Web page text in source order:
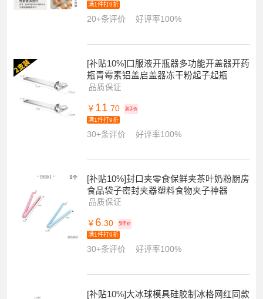
满1件打9折
20+条评价 好评率100%
[补贴10%]口服液开瓶器多功能开盖器开药
瓶青霉素铝盖启盖器冻干粉起子起瓶
品质保证
￥ 11 .70 到手价
满1件打9折
30+条评价 好评率100%
[补贴10%]封口夹零食保鲜夹茶叶奶粉厨房
食品袋子密封夹器塑料食物夹子神器
品质保证
￥ 6.30 到手价
满1件打9折
30+条评价 好评率100%
[补贴10%]大冰球模具硅胶制冰格网红同款